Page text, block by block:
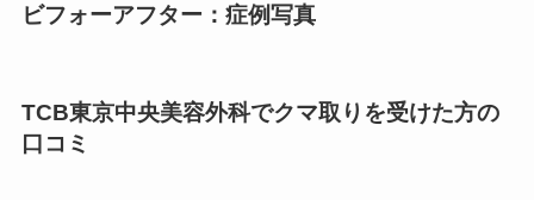
ビフォーアフター：症例写真
TCB東京中央美容外科でクマ取りを受けた方の
口コミ